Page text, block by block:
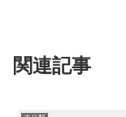
関連記事